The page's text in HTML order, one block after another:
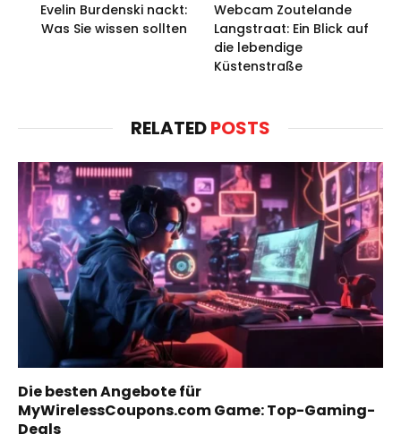
Evelin Burdenski nackt:
Was Sie wissen sollten
Webcam Zoutelande
Langstraat: Ein Blick auf
die lebendige
Küstenstraße
RELATEDPOSTS
Die besten Angebote für
MyWirelessCoupons.com Game: Top-Gaming-
Deals